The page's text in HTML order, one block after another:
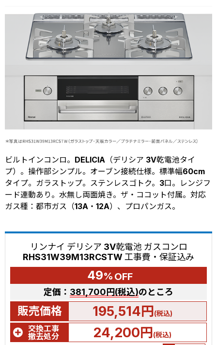
ビルトインコンロ。DELICIA（デリシア 3V乾電池タイ
プ）。操作部シンプル。オーブン接続仕様。標準幅60cm
タイプ。ガラストップ。ステンレスゴトク。3口。レンジフ
ード連動あり。水無し両面焼き。ザ・ココット付属。対応
ガス種：都市ガス（13A・12A）、プロパンガス。
リンナイ デリシア 3V乾電池 ガスコンロ
RHS31W39M13RCSTW 工事費・保証込み
49% OFF
定価： 381,700円(税込)のところ
販売価格 195,514円(税込)
交換工事
撤去処分
24,200円(税込)